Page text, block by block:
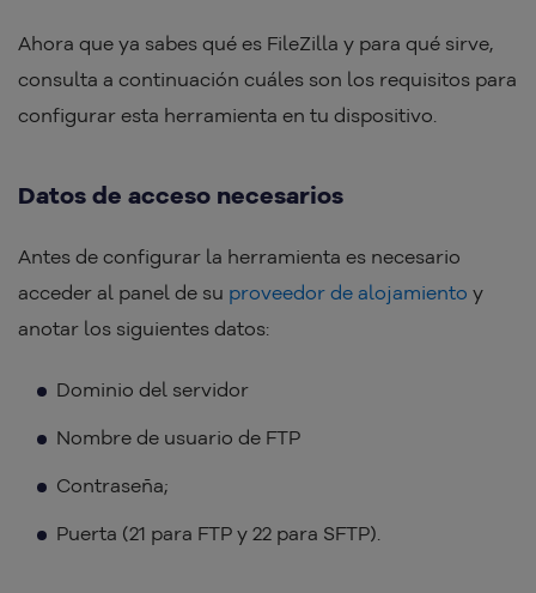
Ahora que ya sabes qué es FileZilla y para qué sirve,
consulta a continuación cuáles son los requisitos para
configurar esta herramienta en tu dispositivo.
Datos de acceso necesarios
Antes de configurar la herramienta es necesario
acceder al panel de su proveedor de alojamiento y
anotar los siguientes datos:
Dominio del servidor
Nombre de usuario de FTP
Contraseña;
Puerta (21 para FTP y 22 para SFTP).